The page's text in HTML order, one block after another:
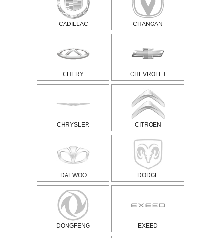
CADILLAC CHANGAN
CHERY CHEVROLET
CHRYSLER CITROEN
DAEWOO DODGE
DONGFENG EXEED